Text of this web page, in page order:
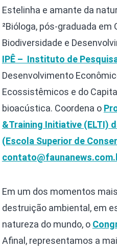
Estelinha e amante da
²Bióloga, pós-graduada
Biodiversidade e
IPÊ – Instituto de
Desenvolvimento
Ecossistêmicos e do
bioacústica. Coordena o
&Training Initiative (ELTI)
(Escola Superior de
Em um dos momentos
destruição ambiental, em
natureza do mundo, o
Afinal, representamos a